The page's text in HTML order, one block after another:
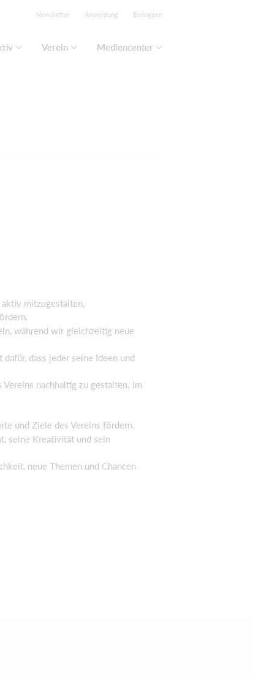
Newsletter Anmeldung Einloggen
Verein Mediencenter
mitzugestalten,
während wir gleichzeitig neue
dass jeder seine Ideen und
nachhaltig zu gestalten. Im
und Ziele des Vereins fördern.
seine Kreativität und sein
neue Themen und Chancen